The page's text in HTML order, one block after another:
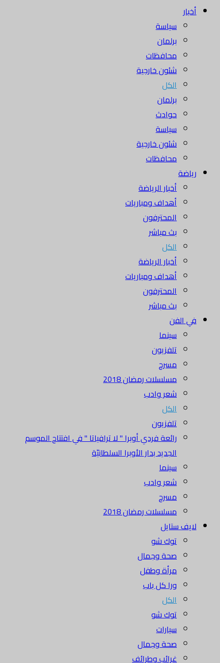
أخبار
سياسة
برلمان
محافظات
شئون خارجية
الكل
برلمان
حوادث
سياسة
شئون خارجية
محافظات
رياضة
أخبار الرياضة
أهداف ومباريات
المحترفون
بث مباشر
الكل
أخبار الرياضة
أهداف ومباريات
المحترفون
بث مباشر
في الفن
سينما
تلفزيون
مسرح
مسلسلات رمضان 2018
شعر وادب
الكل
تلفزيون
رائعة فردي أوبرا " لا ترافياتا " في افتتاح الموسم
الجديد بدار الأوبرا السلطانيّة
سينما
شعر وادب
مسرح
مسلسلات رمضان 2018
لايف ستايل
توك شو
صحة وجمال
مرأة وطفل
ورا كل باب
الكل
توك شو
سيارات
صحة وجمال
غرائب وطرائف